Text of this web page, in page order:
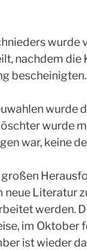
wurde
nachdem die
bescheinigten.
wurde
wurde
war, keine
Literatur
werden.
im Oktober
ist wieder